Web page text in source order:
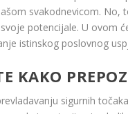
svakodnevicom.
potencijale. U ovom
istinskog poslovnog
KAKO
sigurnih